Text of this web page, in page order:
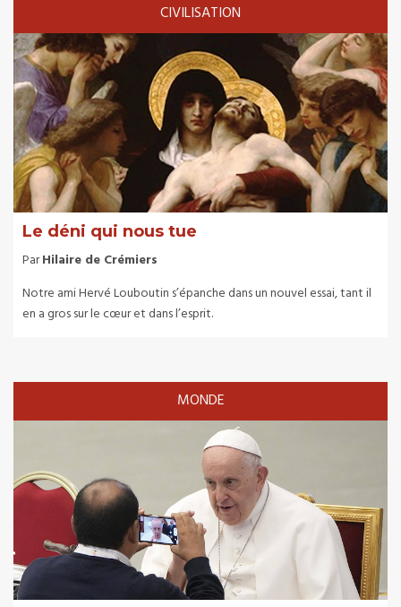
CIVILISATION
Le déni qui nous tue
ParHilaire de Crémiers
Notre ami Hervé Louboutin s’épanche dans un nouvel essai, tant il
en a gros sur le cœur et dans l’esprit.
MONDE